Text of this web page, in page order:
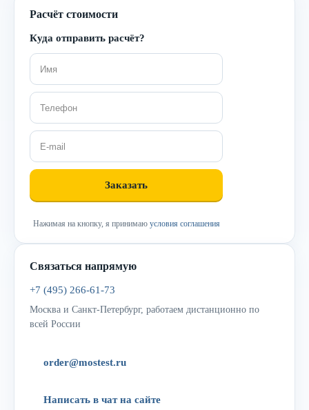
Расчёт стоимости
Куда отправить расчёт?
Нажимая на кнопку, я принимаю условия соглашения
Связаться напрямую
+7 (495) 266-61-73
Москва и Санкт-Петербург, работаем дистанционно по
всей России
order@mostest.ru
Написать в чат на сайте